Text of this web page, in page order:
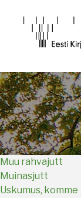
Main
Muu rahvajutt
Muinasjutt
Uskumus, komme